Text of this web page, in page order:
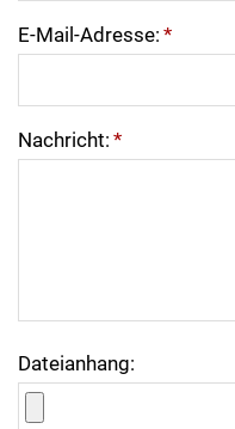
E-Mail-Adresse: *
Nachricht: *
Dateianhang: